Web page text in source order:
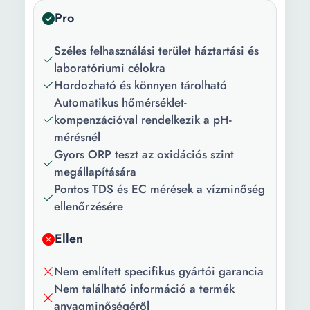
száma:
Anyag:
Műanyag + fém
Funkciók:
Állítható Automatikus
kikapcsolás Kompakt
dizájn Megvilágított kijelző
funkció Folyamatos mérés
Könnyű kezelhetőség
Nagy vízállóság
Multifunkcionális BE / KI
Védőborítás 7 mutató A
minta hőmérséklet-
változásának automatikus
Pro
Széles felhasználási terület háztartási és
laboratóriumi célokra
Hordozható és könnyen tárolható
Automatikus hőmérséklet-
kompenzációval rendelkezik a pH-
mérésnél
Gyors ORP teszt az oxidációs szint
megállapítására
Pontos TDS és EC mérések a vízminőség
ellenőrzésére
Ellen
Nem említett specifikus gyártói garancia
Nem található információ a termék
anyagminőségéről